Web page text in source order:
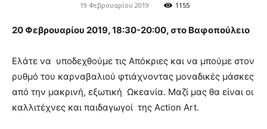
19 Φεβρουαρίου 2019 1155
20 Φεβρουαρίου 2019, 18:30-20:00, στο Βαφοπούλειο
Ελάτε να υποδεχθούμε τις Απόκριες και να μπούμε στον
ρυθμό του καρναβαλιού φτιάχνοντας μοναδικές μάσκες
από την μακρινή, εξωτική Ωκεανία. Μαζί μας θα είναι οι
καλλιτέχνες και παιδαγωγοί της Αction Art.